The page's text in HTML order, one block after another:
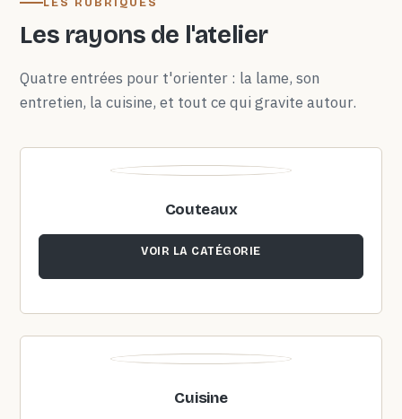
Les rayons de l'atelier
Quatre entrées pour t'orienter : la lame, son
entretien, la cuisine, et tout ce qui gravite autour.
Couteaux
VOIR LA CATÉGORIE
Cuisine